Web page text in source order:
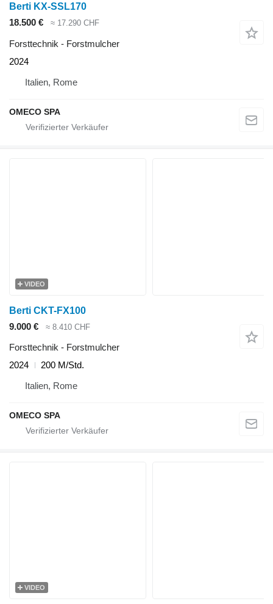
Berti KX-SSL170
18.500 €
≈ 17.290 CHF
Forsttechnik - Forstmulcher
2024
Italien, Rome
OMECO SPA
VIDEO
Berti CKT-FX100
9.000 €
≈ 8.410 CHF
Forsttechnik - Forstmulcher
2024
200 M/Std.
Italien, Rome
OMECO SPA
VIDEO